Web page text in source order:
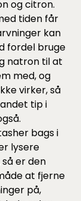
og citron.
tiden får
kan
fordel bruge
natron til at
med, og
virker, så
tip i
bags i
lysere
er den
at fjerne
på,